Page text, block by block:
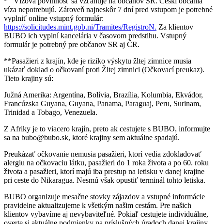
víza nepotrebujú. Zároveň najneskôr 7 dní pred vstupom je potrebné
vyplniť online vstupný formulár:
https://solicitudes.mint.gob.ni/Tramites/RegistroN. Za klientov
BUBO ich vyplní kancelária v časovom predstihu. Vstupný
formulár je potrebný pre občanov SR aj ČR.
**Pasažieri z krajín, kde je riziko výskytu žltej zimnice musia
ukázať doklad o očkovaní proti Žltej zimnici (Očkovací preukaz).
Tieto krajiny sú:
Južná Amerika: Argentína, Bolívia, Brazília, Kolumbia, Ekvádor,
Francúzska Guyana, Guyana, Panama, Paraguaj, Peru, Surinam,
Trinidad a Tobago, Venezuela.
Z Afriky je to viacero krajín, preto ak cestujete s BUBO, informujte
sa na bubo@bubo.sk, ktoré krajiny sem aktuálne spadajú.
Preukázať očkovanie nemusia pasažieri, ktorí vedia zdokladovať
alergiu na očkovaciu látku, pasažieri do 1 roka života a po 60. roku
života a pasažieri, ktorí majú iba prestup na letisku v danej krajine
pri ceste do Nikaragua. Nesmú však opustiť terminál tohto letiska.
BUBO organizuje mesačne stovky zájazdov a vstupné informácie
pravidelne aktualizujeme k všetkým našim cestám. Pre našich
klientov vybavíme aj nevybaviteľné. Pokiaľ cestujete individuálne,